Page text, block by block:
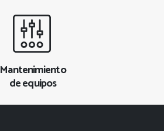
Mantenimiento
de equipos